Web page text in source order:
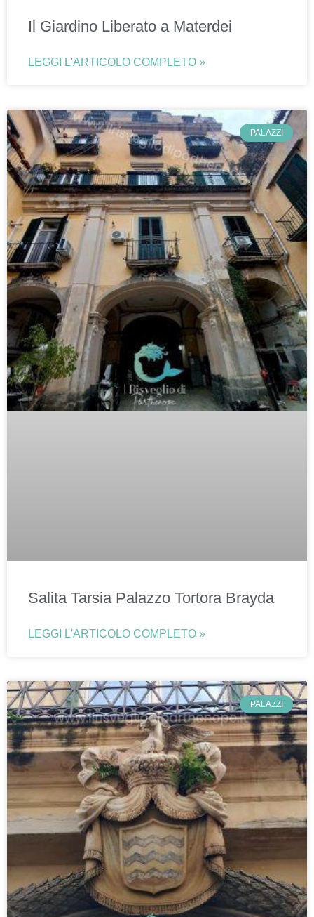
Il Giardino Liberato a Materdei
LEGGI L'ARTICOLO COMPLETO »
PALAZZI
Salita Tarsia Palazzo Tortora Brayda
LEGGI L'ARTICOLO COMPLETO »
PALAZZI